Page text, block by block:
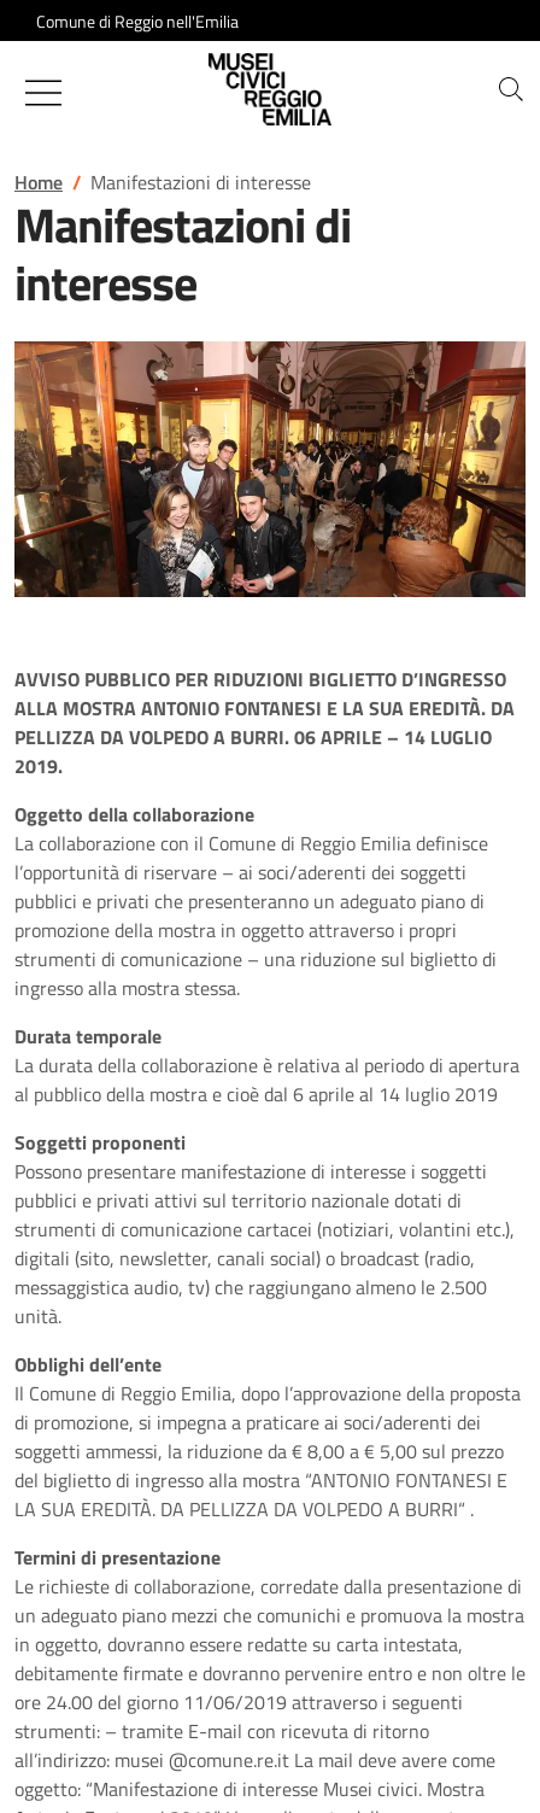
Salta al contenuto
Comune di Reggio nell'Emilia
Musei Civici di Reggio Emilia
Home Manifestazioni di interesse
Manifestazioni di
interesse
AVVISO PUBBLICO PER RIDUZIONI BIGLIETTO D’INGRESSO
ALLA MOSTRA ANTONIO FONTANESI E LA SUA EREDITÀ. DA
PELLIZZA DA VOLPEDO A BURRI. 06 APRILE – 14 LUGLIO
2019.
Oggetto della collaborazione
La collaborazione con il Comune di Reggio Emilia definisce
l’opportunità di riservare – ai soci/aderenti dei soggetti
pubblici e privati che presenteranno un adeguato piano di
promozione della mostra in oggetto attraverso i propri
strumenti di comunicazione – una riduzione sul biglietto di
ingresso alla mostra stessa.
Durata temporale
La durata della collaborazione è relativa al periodo di apertura
al pubblico della mostra e cioè dal 6 aprile al 14 luglio 2019
Soggetti proponenti
Possono presentare manifestazione di interesse i soggetti
pubblici e privati attivi sul territorio nazionale dotati di
strumenti di comunicazione cartacei (notiziari, volantini etc.),
digitali (sito, newsletter, canali social) o broadcast (radio,
messaggistica audio, tv) che raggiungano almeno le 2.500
unità.
Obblighi dell’ente
Il Comune di Reggio Emilia, dopo l’approvazione della proposta
di promozione, si impegna a praticare ai soci/aderenti dei
soggetti ammessi, la riduzione da € 8,00 a € 5,00 sul prezzo
del biglietto di ingresso alla mostra “ANTONIO FONTANESI E
LA SUA EREDITÀ. DA PELLIZZA DA VOLPEDO A BURRI“ .
Termini di presentazione
Le richieste di collaborazione, corredate dalla presentazione di
un adeguato piano mezzi che comunichi e promuova la mostra
in oggetto, dovranno essere redatte su carta intestata,
debitamente firmate e dovranno pervenire entro e non oltre le
ore 24.00 del giorno 11/06/2019 attraverso i seguenti
strumenti: – tramite E-mail con ricevuta di ritorno
all’indirizzo: musei @comune.re.it La mail deve avere come
oggetto: “Manifestazione di interesse Musei civici. Mostra